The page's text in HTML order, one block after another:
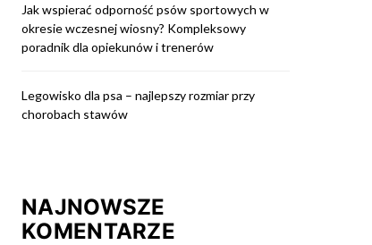
Jak wspierać odporność psów sportowych w
okresie wczesnej wiosny? Kompleksowy
poradnik dla opiekunów i trenerów
Legowisko dla psa – najlepszy rozmiar przy
chorobach stawów
NAJNOWSZE
KOMENTARZE